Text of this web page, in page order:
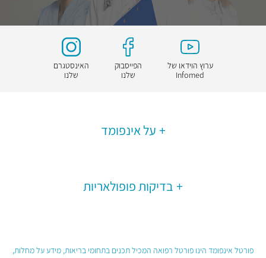
ערוץ הוידאו של
Infomed
הפייסבוק
שלנו
האינסטגרם
שלנו
על אינפומד
בדיקות פופולאריות
פורטל אינפומד הינו פורטל רפואה המכיל תכנים בתחומי בריאות, מידע על מחלות,